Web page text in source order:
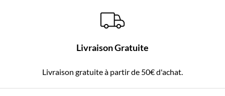
Livraison Gratuite
Livraison gratuite à partir de 50€ d'achat.